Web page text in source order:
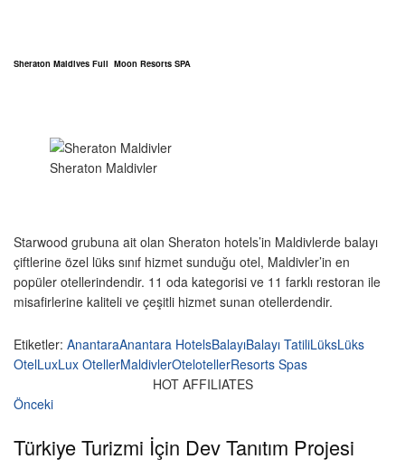
Sheraton Maldives Full Moon Resorts SPA
Sheraton Maldivler
Starwood grubuna ait olan Sheraton hotels’in Maldivlerde balayı
çiftlerine özel lüks sınıf hizmet sunduğu otel, Maldivler’in en
popüler otellerindendir. 11 oda kategorisi ve 11 farklı restoran ile
misafirlerine kaliteli ve çeşitli hizmet sunan otellerdendir.
Etiketler: AnantaraAnantara HotelsBalayıBalayı TatiliLüksLüks
OtelLuxLux OtellerMaldivlerOtelotellerResorts Spas
HOT AFFILIATES
Önceki
Türkiye Turizmi İçin Dev Tanıtım Projesi